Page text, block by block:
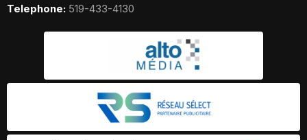
Telephone: 519-433-4130